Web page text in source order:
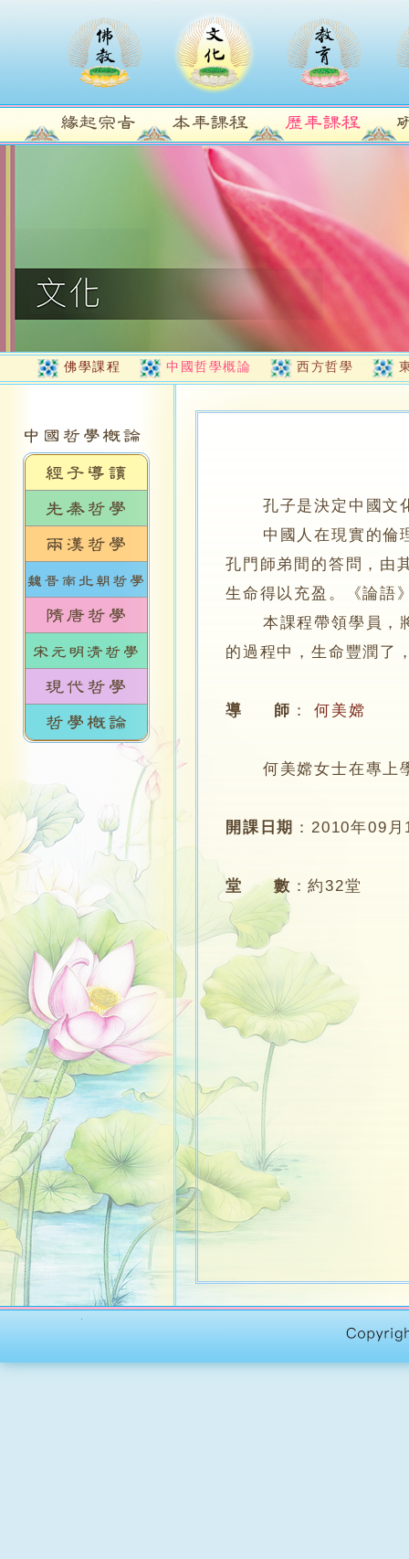
佛學課程 中國哲學概論 西方哲學
孔子是決定中國文
中國人在現實的倫理
孔門師弟間的答問，由
生命得以充盈。《論語
本課程帶領學員，將
的過程中，生命豐潤了
導 師 ： 何美嫦
何美嫦女士在專上學
開課日期 ：2010年09月
堂 數 ：約32堂